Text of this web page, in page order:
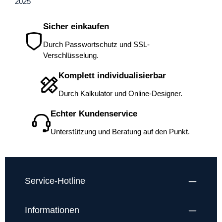
liegt er perfekt in der Hand. Wer einmal mit
ihm geschrieben hat, wiederholt dies immer
ist schlicht einmalig und überzeugt wörtlich auf
ganzer Linie.
Sicher einkaufen
Durch Passwortschutz und SSL-
Verschlüsselung.
Komplett individualisierbar
Durch Kalkulator und Online-Designer.
Echter Kundenservice
Unterstützung und Beratung auf den Punkt.
Service-Hotline
Informationen